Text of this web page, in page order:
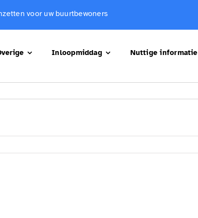
voor uw buurtbewoners
Inloopmiddag Nuttige informatie